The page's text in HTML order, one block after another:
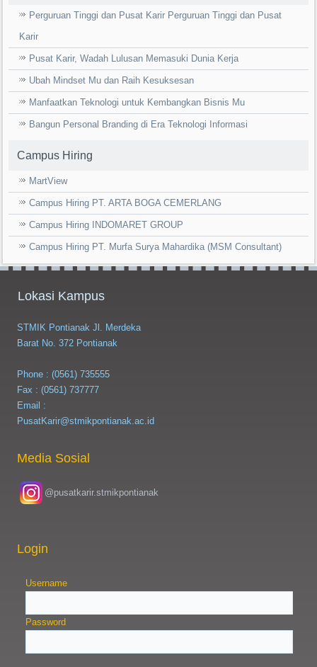
Perguruan Tinggi dan Pusat Karir Perguruan Tinggi dan Pusat
Karir
Pusat Karir, Wadah Lulusan Memasuki Dunia Kerja
Ubah Mindset Mu dan Raih Kesuksesan
Manfaatkan Teknologi untuk Kembangkan Bisnis Mu
Bangun Personal Branding di Era Teknologi Informasi
Campus Hiring
MartView
Campus Hiring PT. ARTA BOGA CEMERLANG
Campus Hiring INDOMARET GROUP
Campus Hiring PT. Murfa Surya Mahardika (MSM Consultant)
Lokasi Kampus
STMIK Pontianak Jl. Merdeka
Barat No. 372 Pontianak
Phone : (0561) 735555
Fax : (0561) 737777
Email :
PusatKarir@stmikpontianak.ac.id
Media Sosial
@pusatkarir.stmikpontianak
Login
Username
Password